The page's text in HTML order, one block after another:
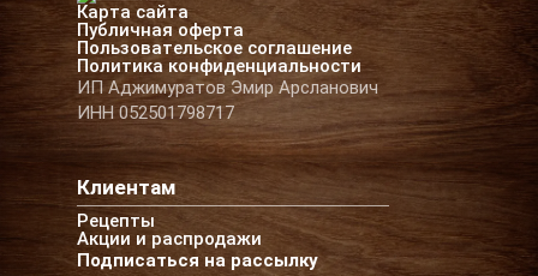
Карта сайта
Публичная оферта
Пользовательское соглашение
Политика конфиденциальности
ИП Аджимуратов Эмир Арсланович
ИНН 052501798717
Клиентам
Рецепты
Акции и распродажи
Подписаться на рассылку